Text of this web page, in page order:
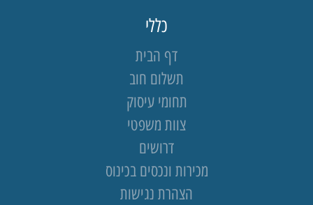
כללי
דף הבית
תשלום חוב
תחומי עיסוק
צוות משפטי
דרושים
מכירות ונכסים בכינוס
הצהרת נגישות